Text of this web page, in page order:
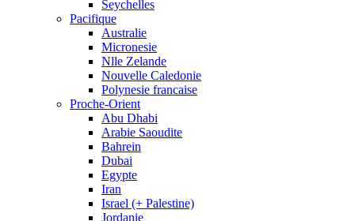
Seychelles
Pacifique
Australie
Micronesie
Nlle Zelande
Nouvelle Caledonie
Polynesie francaise
Proche-Orient
Abu Dhabi
Arabie Saoudite
Bahrein
Dubai
Egypte
Iran
Israel (+ Palestine)
Jordanie